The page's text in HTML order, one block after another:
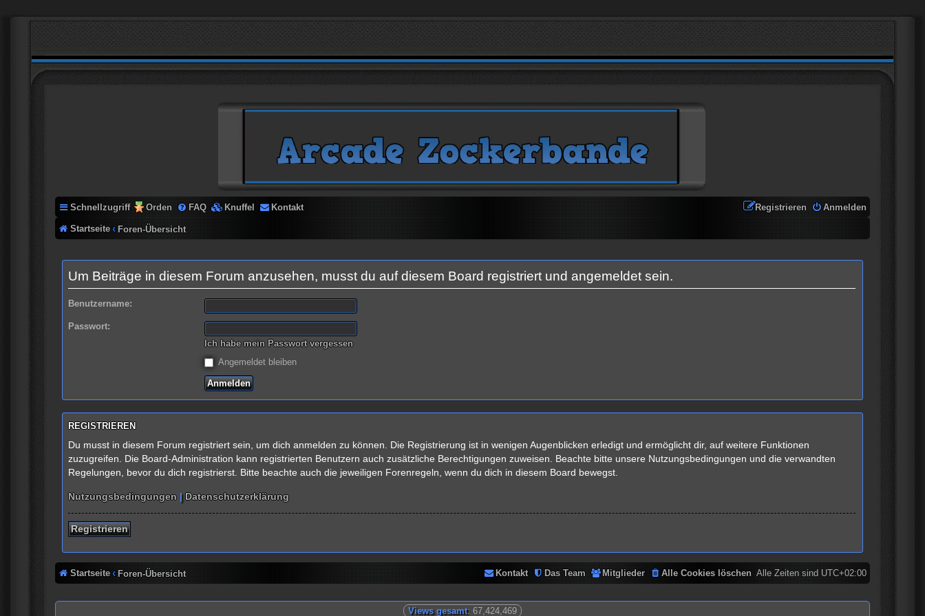
Schnellzugriff Orden FAQ Knuffel Kontakt Anmelden
Registrieren
Startseite Foren-Übersicht
Um Beiträge in diesem Forum anzusehen, musst du auf diesem Board registriert und angemeldet sein.
Benutzername:
Passwort:
Ich habe mein Passwort vergessen
Angemeldet bleiben
REGISTRIEREN
Du musst in diesem Forum registriert sein, um dich anmelden zu können. Die Registrierung ist in wenigen Augenblicken erledigt und ermöglicht dir, auf weitere Funktionen
zuzugreifen. Die Board-Administration kann registrierten Benutzern auch zusätzliche Berechtigungen zuweisen. Beachte bitte unsere Nutzungsbedingungen und die verwandten
Regelungen, bevor du dich registrierst. Bitte beachte auch die jeweiligen Forenregeln, wenn du dich in diesem Board bewegst.
Nutzungsbedingungen |Datenschutzerklärung
Registrieren
Startseite Foren-Übersicht Alle Zeiten sindUTC+02:00
Alle Cookies löschen
Mitglieder
Das Team
Kontakt
Views gesamt: 67,424,469